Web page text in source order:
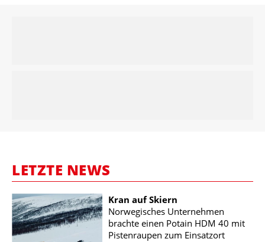
LETZTE NEWS
Kran auf Skiern
Norwegisches Unternehmen
brachte einen Potain HDM 40 mit
Pistenraupen zum Einsatzort